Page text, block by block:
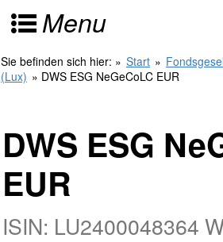
Menu
Sie befinden sich hier: » Start »
(Lux) » DWS ESG NeGeCoLC EUR
DWS ESG
EUR
ISIN: LU2400048364